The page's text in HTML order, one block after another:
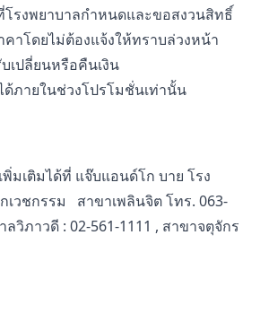
โรงพยาบาลกำหนดและขอสงวนสิทธิ์
คาโดยไม่ต้องแจ้งให้ทราบล่วงหน้า
เปลี่ยนหรือคืนเงิน
ด้ภายในช่วงโปรโมชั่นเท่านั้น
พิ่มเติมได้ที่ แจ๊บแอนด์โก บาย โรง
เวชกรรม สาขาเพลินจิต โทร. 063-
ลวิภาวดี : 02-561-1111 , สาขาจตุจักร